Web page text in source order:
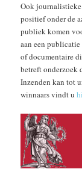
Ook
positief onder de
publiek komen
aan een
of documentaire
betreft onderzoek
Inzenden kan tot
winnaars vindt u